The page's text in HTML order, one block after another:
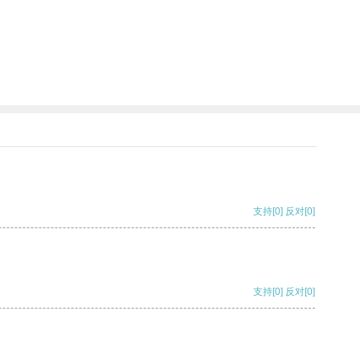
支持[0] 反对[0]
支持[0] 反对[0]